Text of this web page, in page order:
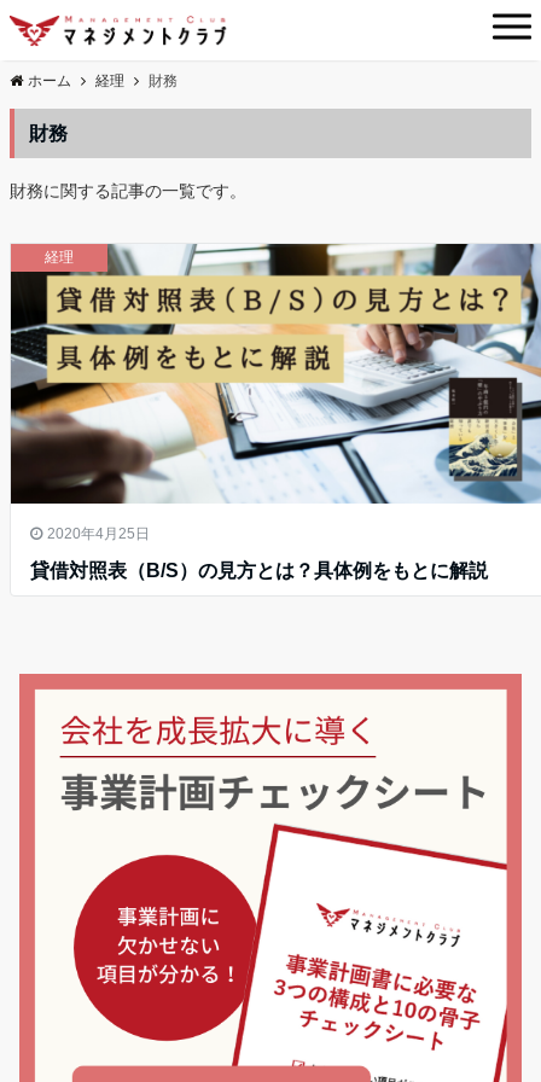
ホーム 経理 財務
財務
財務に関する記事の一覧です。
経理
2020年4月25日
貸借対照表（B/S）の見方とは？具体例をもとに解説